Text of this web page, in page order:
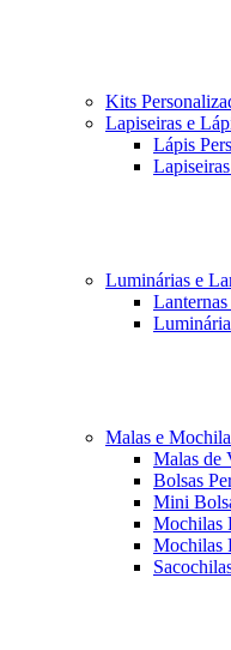
Kits
Lapiseiras e
Lápis
Luminárias e
Malas e
Malas de
Bolsas
Mini
Mochilas
Mochilas